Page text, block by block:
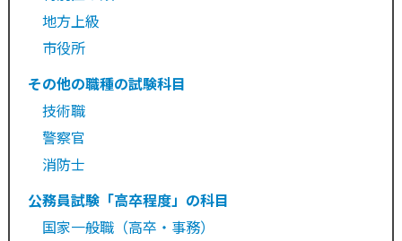
地方上級
市役所
その他の職種の試験科目
技術職
警察官
消防士
公務員試験「高卒程度」の科目
国家一般職（高卒・事務）